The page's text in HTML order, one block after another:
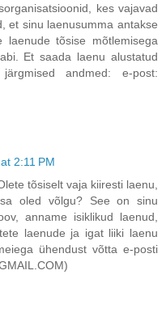
kes vajavad
et sinu laenusumma antakse
laenude tõsise mõtlemisega
Et saada laenu alustatud
andmed: e-post:
2:11 PM
tõsiselt vaja kiiresti laenu,
oled võlgu? See on sinu
anname isiklikud laenud,
laenude ja igat liiki laenu
ühendust võtta e-posti